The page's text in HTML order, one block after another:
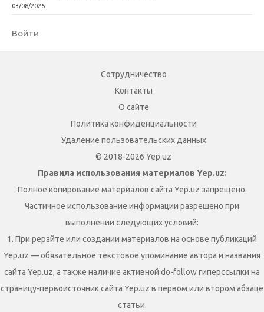
03/08/2026
Войти
Сотрудничество
Контакты
О сайте
Политика конфиденциальности
Удаление пользовательских данных
© 2018-2026 Yep.uz
Правила использования материалов Yep.uz:
Полное копирование материалов сайта Yep.uz запрещено.
Частичное использование информации разрешено при
выполнении следующих условий:
1. При рерайте или создании материалов на основе публикаций
Yep.uz — обязательное текстовое упоминание автора и названия
сайта Yep.uz, а также наличие активной do-follow гиперссылки на
страницу-первоисточник сайта Yep.uz в первом или втором абзаце
статьи.